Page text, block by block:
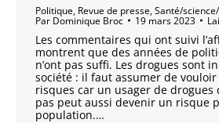
Politique, Revue de presse,Santé/
Par Dominique Broc 19 mars 2023
Les commentaires qui ont suivi
montrent que des années de
n’ont pas suffi. Les drogues sont
société : il faut assumer de
risques car un usager de drogues
pas peut aussi devenir un risque
population.…